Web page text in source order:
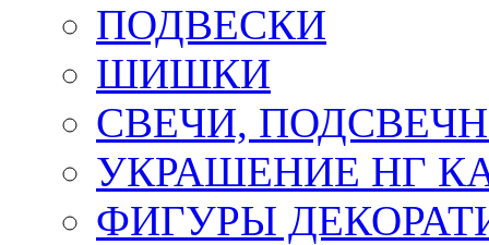
ПОДВЕСКИ
ШИШКИ
СВЕЧИ,
УКРАШЕНИЕ НГ
ФИГУРЫ